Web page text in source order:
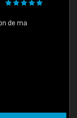
de ma